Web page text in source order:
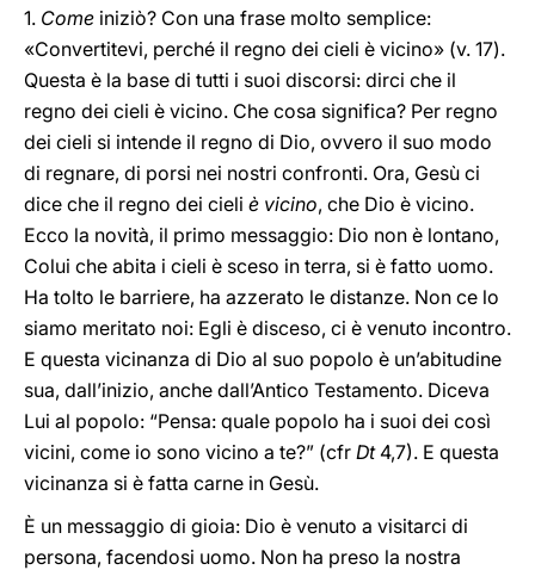
1. Come iniziò? Con una frase molto semplice:
«Convertitevi, perché il regno dei cieli è vicino» (v. 17).
Questa è la base di tutti i suoi discorsi: dirci che il
regno dei cieli è vicino. Che cosa significa? Per regno
dei cieli si intende il regno di Dio, ovvero il suo modo
di regnare, di porsi nei nostri confronti. Ora, Gesù ci
dice che il regno dei cieli è vicino, che Dio è vicino.
Ecco la novità, il primo messaggio: Dio non è lontano,
Colui che abita i cieli è sceso in terra, si è fatto uomo.
Ha tolto le barriere, ha azzerato le distanze. Non ce lo
siamo meritato noi: Egli è disceso, ci è venuto incontro.
E questa vicinanza di Dio al suo popolo è un’abitudine
sua, dall’inizio, anche dall’Antico Testamento. Diceva
Lui al popolo: “Pensa: quale popolo ha i suoi dei così
vicini, come io sono vicino a te?” (cfr Dt4,7). E questa
vicinanza si è fatta carne in Gesù.
È un messaggio di gioia: Dio è venuto a visitarci di
persona, facendosi uomo. Non ha preso la nostra